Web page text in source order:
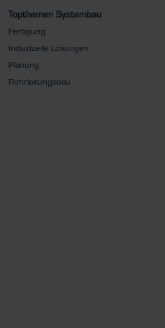
Topthemen Systembau
Fertigung
Individuelle Lösungen
Planung
Rohrleitungsbau